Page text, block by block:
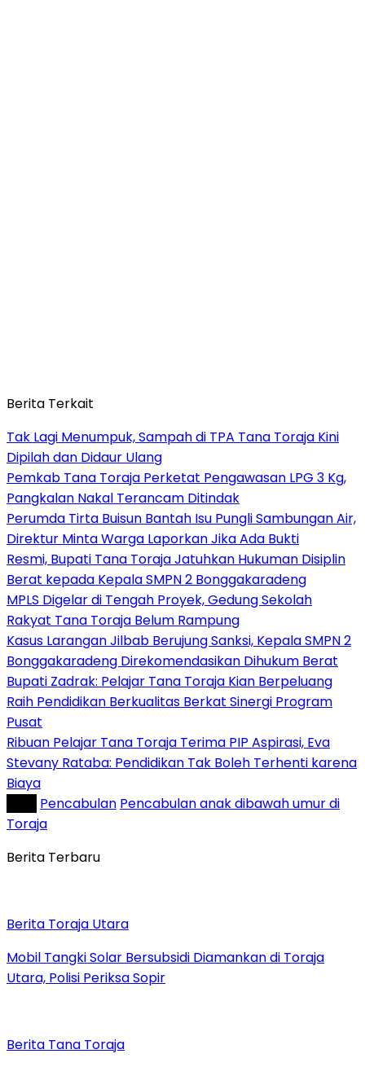
Berita Terkait
Tak Lagi Menumpuk, Sampah di TPA Tana Toraja Kini
Dipilah dan Didaur Ulang
Pemkab Tana Toraja Perketat Pengawasan LPG 3 Kg,
Pangkalan Nakal Terancam Ditindak
Perumda Tirta Buisun Bantah Isu Pungli Sambungan Air,
Direktur Minta Warga Laporkan Jika Ada Bukti
Resmi, Bupati Tana Toraja Jatuhkan Hukuman Disiplin
Berat kepada Kepala SMPN 2 Bonggakaradeng
MPLS Digelar di Tengah Proyek, Gedung Sekolah
Rakyat Tana Toraja Belum Rampung
Kasus Larangan Jilbab Berujung Sanksi, Kepala SMPN 2
Bonggakaradeng Direkomendasikan Dihukum Berat
Bupati Zadrak: Pelajar Tana Toraja Kian Berpeluang
Raih Pendidikan Berkualitas Berkat Sinergi Program
Pusat
Ribuan Pelajar Tana Toraja Terima PIP Aspirasi, Eva
Stevany Rataba: Pendidikan Tak Boleh Terhenti karena
Biaya
Pencabulan Pencabulan anak dibawah umur di
Toraja
Berita Terbaru
Berita Toraja Utara
Mobil Tangki Solar Bersubsidi Diamankan di Toraja
Utara, Polisi Periksa Sopir
Berita Tana Toraja